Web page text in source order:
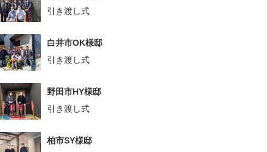
引き渡し式
白井市OK様邸
引き渡し式
野田市HY様邸
引き渡し式
柏市SY様邸